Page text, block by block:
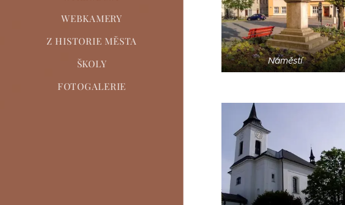
WEBKAMERY
Z HISTORIE MĚSTA
ŠKOLY
FOTOGALERIE
Náměstí